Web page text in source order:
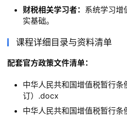
财税相关学习者： 系统学习增
实基础。
课程详细目录与资料清单
配套官方政策文件清单：
中华人民共和国增值税暂行条
订）.docx
中华人民共和国增值税暂行